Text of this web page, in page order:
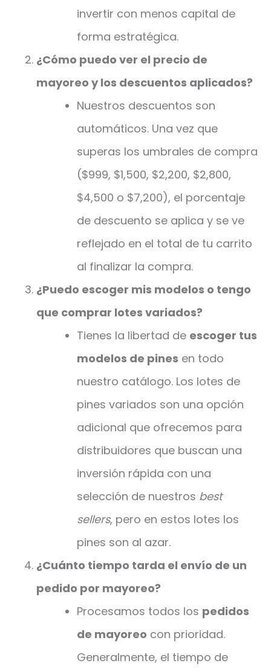
invertir con menos capital de
forma estratégica.
¿Cómo puedo ver el precio de
mayoreo y los descuentos aplicados?
Nuestros descuentos son
automáticos. Una vez que
superas los umbrales de compra
($999, $1,500, $2,200, $2,800,
$4,500 o $7,200), el porcentaje
de descuento se aplica y se ve
reflejado en el total de tu carrito
al finalizar la compra.
¿Puedo escoger mis modelos o tengo
que comprar lotes variados?
Tienes la libertad de escoger tus
modelos de pines en todo
nuestro catálogo. Los lotes de
pines variados son una opción
adicional que ofrecemos para
distribuidores que buscan una
inversión rápida con una
selección de nuestros best
sellers, pero en estos lotes los
pines son al azar.
¿Cuánto tiempo tarda el envío de un
pedido por mayoreo?
Procesamos todos los pedidos
de mayoreo con prioridad.
Generalmente, el tiempo de